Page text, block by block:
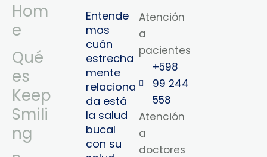
Hom
e
Qué
es
Keep
Smili
ng
Entende
mos
cuán
estrecha
mente
relaciona
da está
la salud
bucal
con su
Atención
a
pacientes
+598
99 244
558
Atención
a
doctores